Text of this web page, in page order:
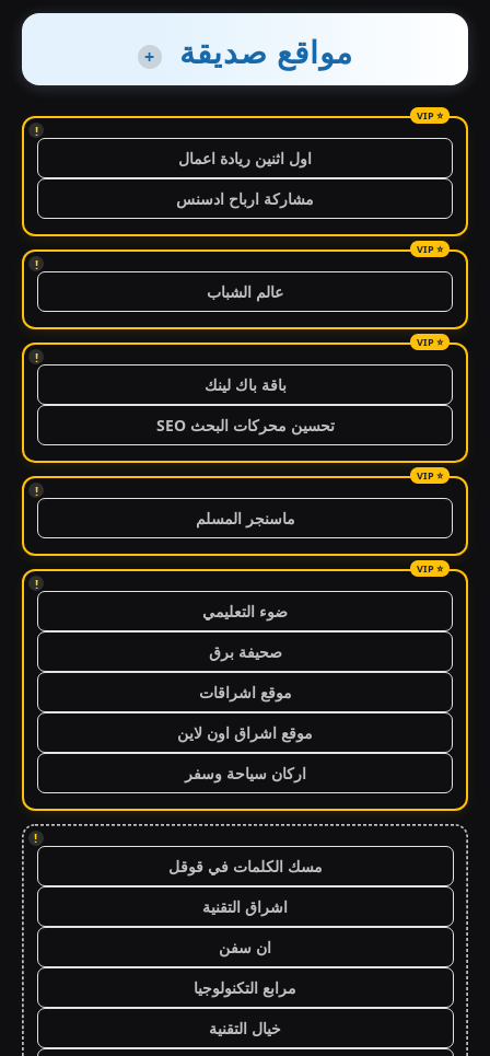
مواقع صديقة +
!
اول اثنين ريادة اعمال
مشاركة ارباح ادسنس
!
عالم الشباب
!
باقة باك لينك
تحسين محركات البحث SEO
!
ماسنجر المسلم
!
ضوء التعليمي
صحيفة برق
موقع اشراقات
موقع اشراق اون لاين
اركان سياحة وسفر
!
مسك الكلمات في قوقل
اشراق التقنية
ان سفن
مرابع التكنولوجيا
خيال التقنية